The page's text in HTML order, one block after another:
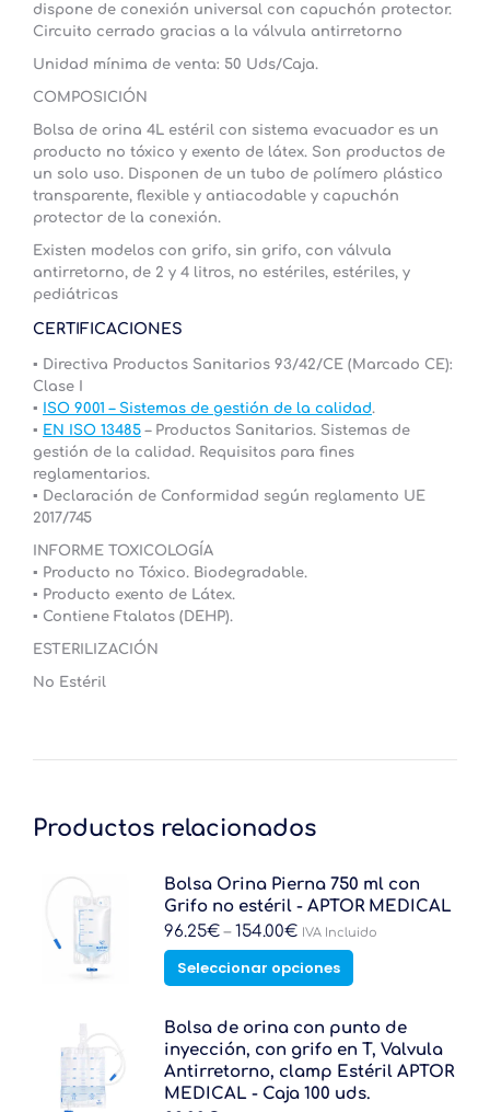
dispone de conexión universal con capuchón protector.
Circuito cerrado gracias a la válvula antirretorno
Unidad mínima de venta: 50 Uds/Caja.
COMPOSICIÓN
Bolsa de orina 4L estéril con sistema evacuador es un
producto no tóxico y exento de látex. Son productos de
un solo uso. Disponen de un tubo de polímero plástico
transparente, flexible y antiacodable y capuchón
protector de la conexión.
Existen modelos con grifo, sin grifo, con válvula
antirretorno, de 2 y 4 litros, no estériles, estériles, y
pediátricas
CERTIFICACIONES
▪ Directiva Productos Sanitarios 93/42/CE (Marcado CE):
Clase I
▪
ISO 9001 – Sistemas de gestión de la calidad.
▪ EN ISO 13485 – Productos Sanitarios. Sistemas de
gestión de la calidad. Requisitos para fines
reglamentarios.
▪ Declaración de Conformidad según reglamento UE
2017/745
INFORME TOXICOLOGÍA
▪ Producto no Tóxico. Biodegradable.
▪ Producto exento de Látex.
▪ Contiene Ftalatos (DEHP).
ESTERILIZACIÓN
No Estéril
Productos relacionados
Bolsa Orina Pierna 750 ml con
Grifo no estéril - APTOR MEDICAL
96.25€–154.00€ IVA Incluido
Seleccionar opciones
Este
producto
múltiples
variantes.
Las
opciones
Bolsa de orina con punto de
inyección, con grifo en T, Valvula
Antirretorno, clamp Estéril APTOR
MEDICAL - Caja 100 uds.